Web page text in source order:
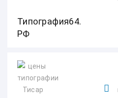
Типография64.
РФ